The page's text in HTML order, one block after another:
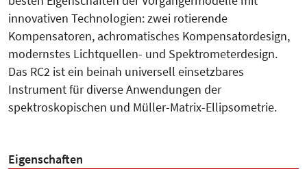
innovativen Technologien: zwei rotierende
Kompensatoren, achromatisches Kompensatordesign,
modernstes Lichtquellen- und Spektrometerdesign.
Das RC2 ist ein beinah universell einsetzbares
Instrument für diverse Anwendungen der
spektroskopischen und Müller-Matrix-Ellipsometrie.
Eigenschaften